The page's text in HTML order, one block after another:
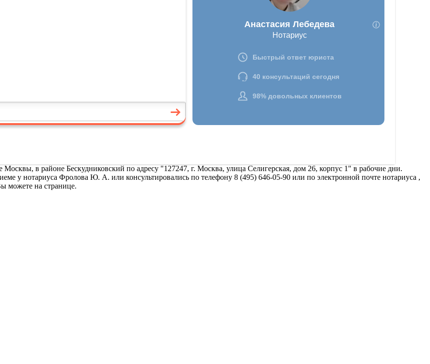
в районе Бескудниковский по адресу "127247, г. Москва, улица Селигерская, дом 26, корпус 1" в рабочие дни.
у нотариуса Фролова Ю. А. или консультировались по телефону 8 (495) 646-05-90 или по электронной почте нотариуса ,
можете на странице.